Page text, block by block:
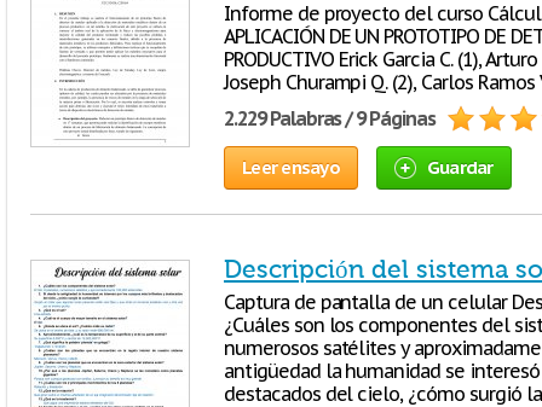
Informe de proyecto del curso
APLICACIÓN DE UN PROTOTIPO DE
PRODUCTIVO Erick Garcia C. (1),
Joseph Churampi Q. (2), Carlos Ramos
2.229 Palabras / 9 Páginas
Leer ensayo Guardar
Descripción del sistema
Captura de pantalla de un celular
¿Cuáles son los componentes del
numerosos satélites y
antigüedad la humanidad se
destacados del cielo, ¿cómo surgió